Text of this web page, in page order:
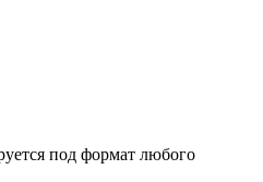
под формат любого